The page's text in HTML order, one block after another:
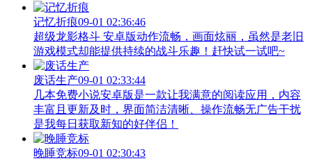
记忆折痕09-01 02:36:46
超级龙影格斗 安卓版动作流畅，画面炫丽，虽然是老旧
游戏模式却能提供持续的战斗乐趣！赶快试一试吧~
废话生产09-01 02:33:44
几本免费小说安卓版是一款让我满意的阅读应用，内容
丰富且更新及时，界面简洁清晰、操作流畅无广告干扰
是我每日获取新知的好伴侣！
晚睡竞标09-01 02:30:43